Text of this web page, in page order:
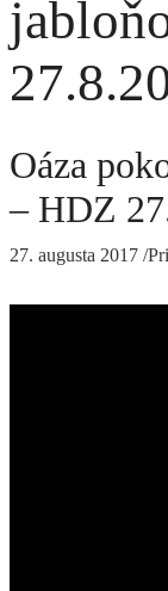
Oáza
– HDZ
27. augusta 2017 /